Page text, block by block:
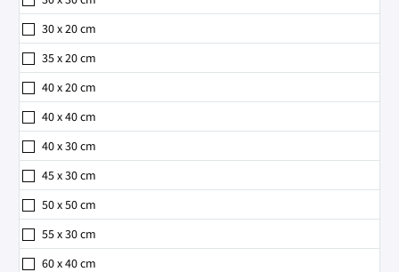
30 x 20 cm
35 x 20 cm
40 x 20 cm
40 x 40 cm
40 x 30 cm
45 x 30 cm
50 x 50 cm
55 x 30 cm
60 x 40 cm